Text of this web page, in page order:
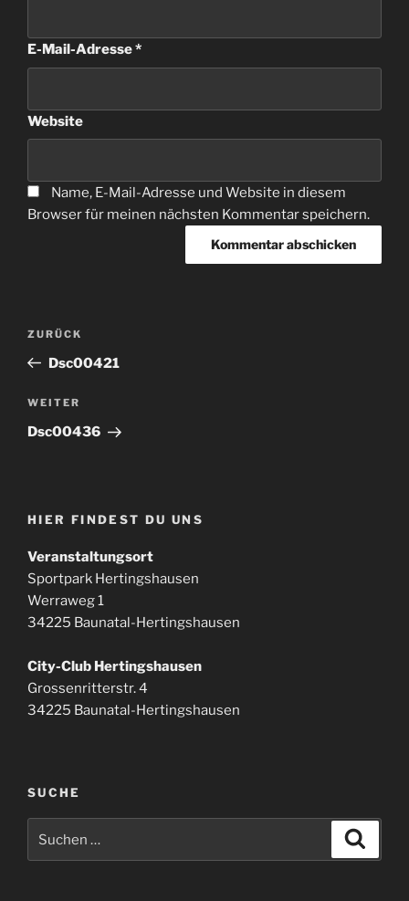
E-Mail-Adresse*
Website
Name, E-Mail-Adresse und Website in diesem
Browser für meinen nächsten Kommentar speichern.
Beitragsnavigation
Vorheriger
Beitrag
ZURÜCK
Dsc00421
Nächster
Beitrag
WEITER
Dsc00436
HIER FINDEST DU UNS
Veranstaltungsort
Sportpark Hertingshausen
Werraweg 1
34225 Baunatal-Hertingshausen
City-Club Hertingshausen
Grossenritterstr. 4
34225 Baunatal-Hertingshausen
SUCHE
nach: